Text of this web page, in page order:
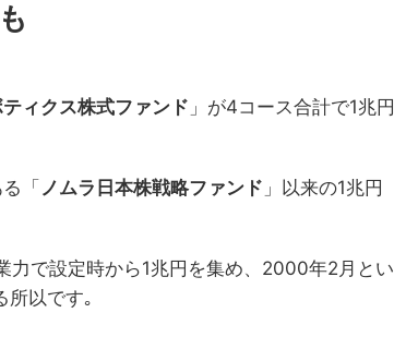
ィクス株式ファンド 」が4コース合計で1兆円
「 ノムラ日本株戦略ファンド 」以来の1兆円
力で設定時から1兆円を集め、2000年2月とい
所以です｡